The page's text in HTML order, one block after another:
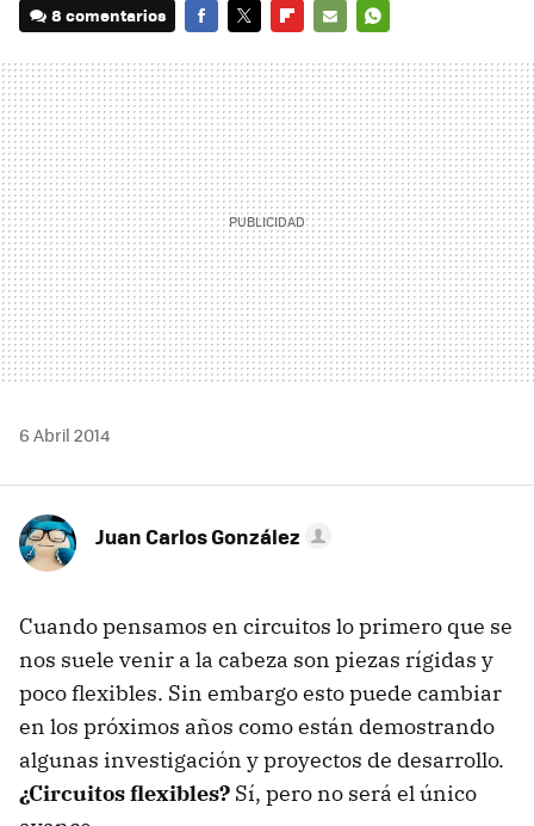
8 comentarios
MAIL
6 Abril 2014
Juan Carlos González
Cuando pensamos en circuitos lo primero que se
nos suele venir a la cabeza son piezas rígidas y
poco flexibles. Sin embargo esto puede cambiar
en los próximos años como están demostrando
algunas investigación y proyectos de desarrollo.
¿Circuitos flexibles? Sí, pero no será el único